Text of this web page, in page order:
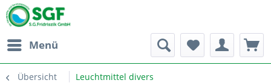
Menü
Übersicht Leuchtmittel divers